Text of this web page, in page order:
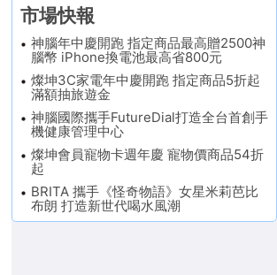
市場快報
神腦年中慶開跑 指定商品最高贈2500神
腦幣 iPhone換電池最高省800元
燦坤3C家電年中慶開跑 指定商品5折起
滿額抽旅遊金
神腦國際攜手FutureDial打造全台首創手
機健康管理中心
燦坤會員寵物卡週年慶 寵物價商品54折
起
BRITA 攜手《怪奇物語》女星米莉芭比
布朗 打造新世代喝水風潮